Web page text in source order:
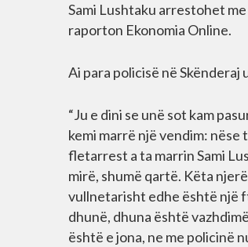
Sami Lushtaku arrestohet
raporton Ekonomia Online.
Ai para policisë në
“Ju e dini se unë sot kam
kemi marrë një vendim:
fletarrest a ta marrin Sami
mirë, shumë qartë. Këta
vullnetarisht edhe është një
dhunë, dhuna është
është e jona, ne me policinë